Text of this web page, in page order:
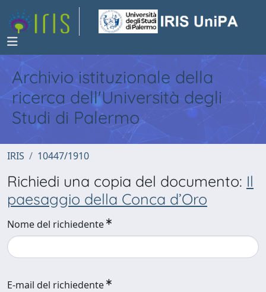
Archivio istituzionale della
ricerca dell'Università degli
Studi di Palermo
IRIS 10447/1910
Richiedi una copia del documento: Il
paesaggio della Conca d’Oro
Nome del richiedente
E-mail del richiedente